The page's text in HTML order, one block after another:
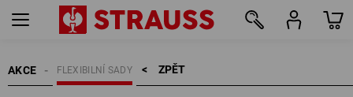
AKCE ZPĚT    >
FLEXIBILNÍ SADY